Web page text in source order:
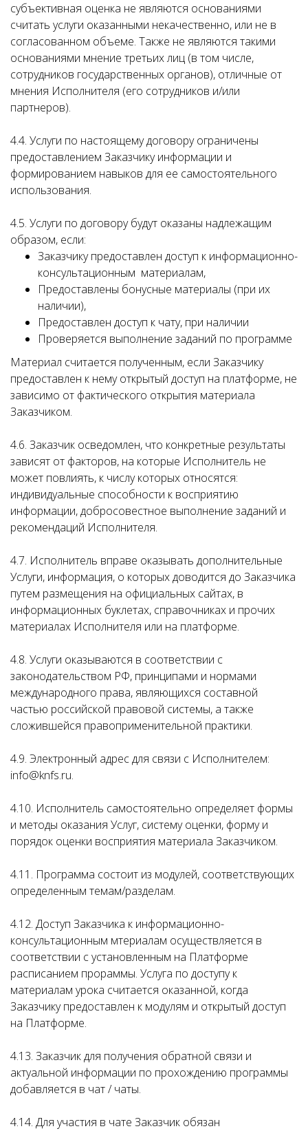
субъективная оценка не являются основаниями
считать услуги оказанными некачественно, или не в
согласованном объеме. Также не являются такими
основаниями мнение третьих лиц (в том числе,
сотрудников государственных органов), отличные от
мнения Исполнителя (его сотрудников и/или
партнеров).
4.4. Услуги по настоящему договору ограничены
предоставлением Заказчику информации и
формированием навыков для ее самостоятельного
использования.
4.5. Услуги по договору будут оказаны надлежащим
образом, если:
Заказчику предоставлен доступ к информационно-
консультационным материалам,
Предоставлены бонусные материалы (при их
наличии),
Предоставлен доступ к чату, при наличии
Проверяется выполнение заданий по программе
Материал считается полученным, если Заказчику
предоставлен к нему открытый доступ на платформе, не
зависимо от фактического открытия материала
Заказчиком.
4.6. Заказчик осведомлен, что конкретные результаты
зависят от факторов, на которые Исполнитель не
может повлиять, к числу которых относятся:
индивидуальные способности к восприятию
информации, добросовестное выполнение заданий и
рекомендаций Исполнителя.
4.7. Исполнитель вправе оказывать дополнительные
Услуги, информация, о которых доводится до Заказчика
путем размещения на официальных сайтах, в
информационных буклетах, справочниках и прочих
материалах Исполнителя или на платформе.
4.8. Услуги оказываются в соответствии с
законодательством РФ, принципами и нормами
международного права, являющихся составной
частью российской правовой системы, а также
сложившейся правоприменительной практики.
4.9. Электронный адрес для связи с Исполнителем:
info@knfs.ru.
4.10. Исполнитель самостоятельно определяет формы
и методы оказания Услуг, систему оценки, форму и
порядок оценки восприятия материала Заказчиком.
4.11. Программа состоит из модулей, соответствующих
определенным темам/разделам.
4.12. Доступ Заказчика к информационно-
консультационным мтериалам осуществляется в
соответствии с установленным на Платформе
расписанием прораммы. Услуга по доступу к
материалам урока считается оказанной, когда
Заказчику предоставлен к модулям и открытый доступ
на Платформе.
4.13. Заказчик для получения обратной связи и
актуальной информации по прохождению программы
добавляется в чат / чаты.
4.14. Для участия в чате Заказчик обязан